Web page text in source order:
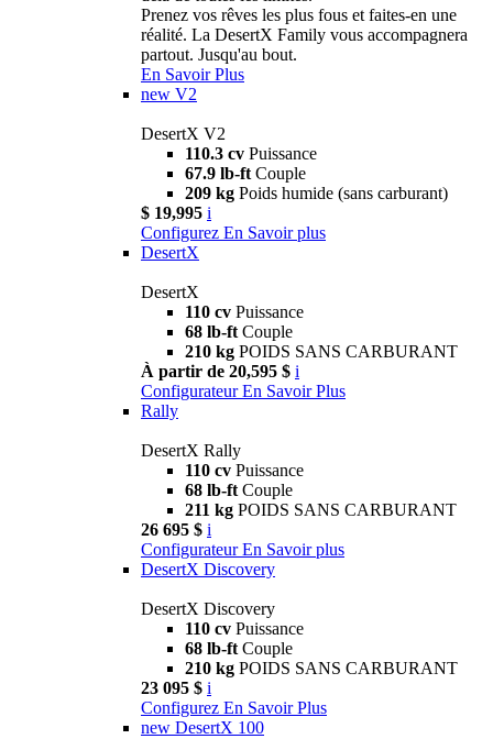
Prenez vos rêves les plus fous et faites-en une
réalité. La DesertX Family vous accompagnera
partout. Jusqu'au bout.
En Savoir Plus
new V2
DesertX V2
110.3 cv Puissance
67.9 lb-ft Couple
209 kg Poids humide (sans carburant)
$ 19,995 i
Configurez En Savoir plus
DesertX
DesertX
110 cv Puissance
68 lb-ft Couple
210 kg POIDS SANS CARBURANT
À partir de 20,595 $ i
Configurateur En Savoir Plus
Rally
DesertX Rally
110 cv Puissance
68 lb-ft Couple
211 kg POIDS SANS CARBURANT
26 695 $ i
Configurateur En Savoir plus
DesertX Discovery
DesertX Discovery
110 cv Puissance
68 lb-ft Couple
210 kg POIDS SANS CARBURANT
23 095 $ i
Configurez En Savoir Plus
new DesertX 100